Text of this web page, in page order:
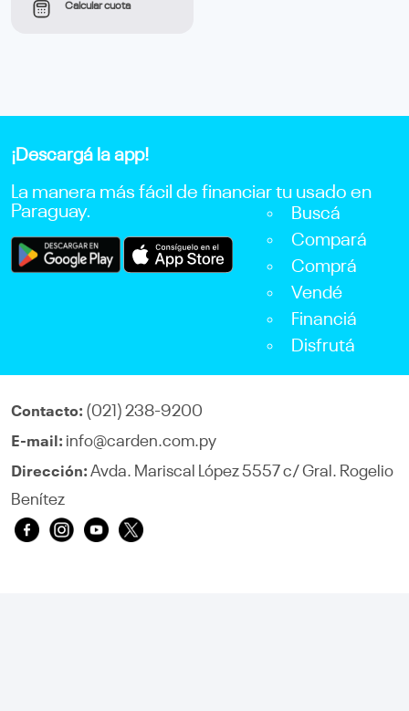
Calcular cuota
¡Descargá la app!
La manera más fácil de financiar tu usado en
Paraguay.
Buscá
Compará
Comprá
Vendé
Financiá
Disfrutá
Contacto: (021) 238-9200
E-mail: info@carden.com.py
Dirección: Avda. Mariscal López 5557 c/ Gral. Rogelio
Benítez